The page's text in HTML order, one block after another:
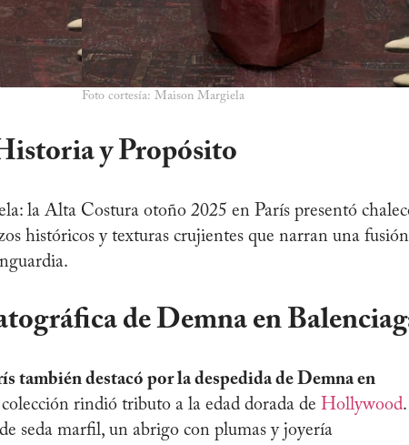
Foto cortesía: Maison Margiela
y Propósito
la Alta Costura otoño 2025 en París presentó
históricos y texturas crujientes que narran una fusión
de Demna en
también destacó por la despedida de Demna en
rindió tributo a la edad dorada de Hollywood.
seda marfil, un abrigo con plumas y joyería